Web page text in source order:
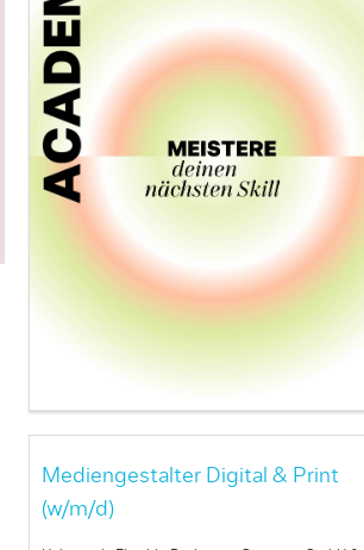
Mediengestalter Digital & Print
(w/m/d)